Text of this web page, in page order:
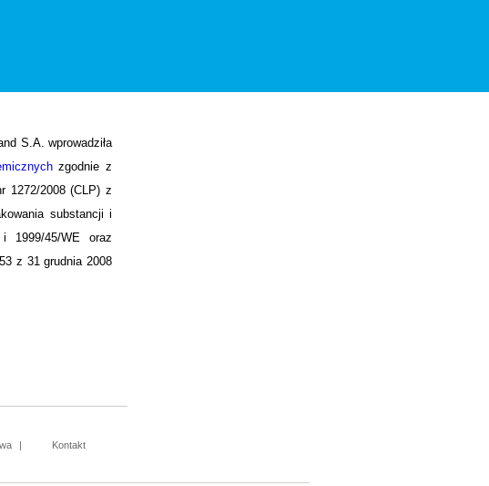
S.A. wprowadziła
zgodnie z
1272/2008 (CLP) z
substancji i
1999/45/WE oraz
z 31 grudnia 2008
| Kontakt